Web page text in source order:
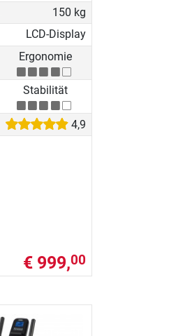
150 kg
LCD-Display
Ergonomie
Stabilität
4,9
€ 999,00